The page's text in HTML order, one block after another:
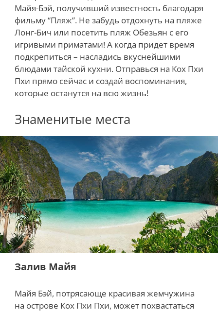
Майя-Бэй, получивший известность благодаря
фильму “Пляж”. Не забудь отдохнуть на пляже
Лонг-Бич или посетить пляж Обезьян с его
игривыми приматами! А когда придет время
подкрепиться – насладись вкуснейшими
блюдами тайской кухни. Отправься на Кох Пхи
Пхи прямо сейчас и создай воспоминания,
которые останутся на всю жизнь!
Знаменитые места
Залив Майя
Майя Бэй, потрясающе красивая жемчужина
на острове Кох Пхи Пхи, может похвастаться